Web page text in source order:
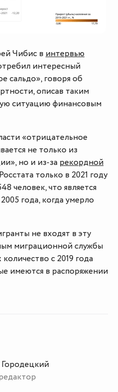
Чибис в интервью
интересный
сальдо», говоря об
описав таким
ситуацию финансовым
«отрицательное
не только из
но и из-за рекордной
только в 2021 году
человек, что является
года, когда умерло
не входят в эту
миграционной службы
с 2019 года
имеются в распоряжении
Городецкий